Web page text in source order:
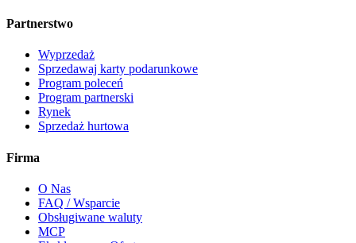
Partnerstwo
Wyprzedaż
Sprzedawaj karty podarunkowe
Program poleceń
Program partnerski
Rynek
Sprzedaż hurtowa
Firma
O Nas
FAQ / Wsparcie
Obsługiwane waluty
MCP